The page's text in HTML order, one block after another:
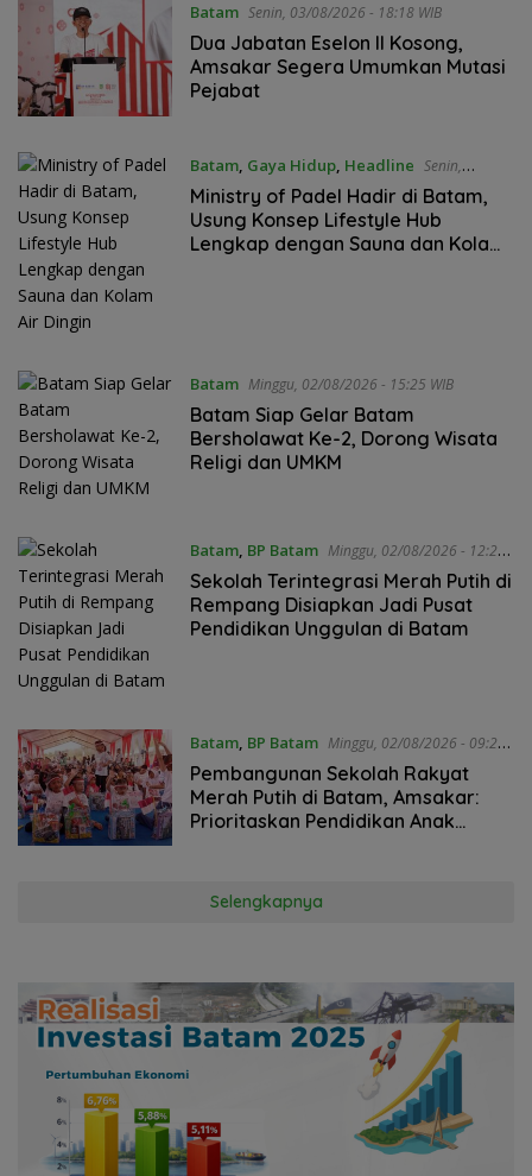
Batam Senin, 03/08/2026 - 18:18 WIB
Dua Jabatan Eselon II Kosong,
Amsakar Segera Umumkan Mutasi
Pejabat
Batam, Gaya Hidup, Headline Senin,
03/08/2026 - 15:44 WIB
Ministry of Padel Hadir di Batam,
Usung Konsep Lifestyle Hub
Lengkap dengan Sauna dan Kolam
Batam Minggu, 02/08/2026 - 15:25 WIB
Batam Siap Gelar Batam
Bersholawat Ke-2, Dorong Wisata
Religi dan UMKM
Batam, BP Batam Minggu, 02/08/2026 - 12:28
WIB
Sekolah Terintegrasi Merah Putih di
Rempang Disiapkan Jadi Pusat
Pendidikan Unggulan di Batam
Batam, BP Batam Minggu, 02/08/2026 - 09:21
WIB
Pembangunan Sekolah Rakyat
Merah Putih di Batam, Amsakar:
Prioritaskan Pendidikan Anak
Selengkapnya